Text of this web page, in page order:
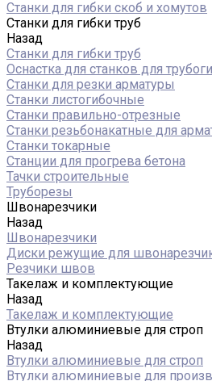
Станки для гибки скоб и хомутов
Станки для гибки труб
Назад
Станки для гибки труб
Оснастка для станков для
Станки для резки арматуры
Станки листогибочные
Станки правильно-отрезные
Станки резьбонакатные для
Станки токарные
Станции для прогрева бетона
Тачки строительные
Труборезы
Швонарезчики
Назад
Швонарезчики
Диски режущие для
Резчики швов
Такелаж и комплектующие
Назад
Такелаж и комплектующие
Втулки алюминиевые для строп
Назад
Втулки алюминиевые для строп
Втулки алюминиевые для